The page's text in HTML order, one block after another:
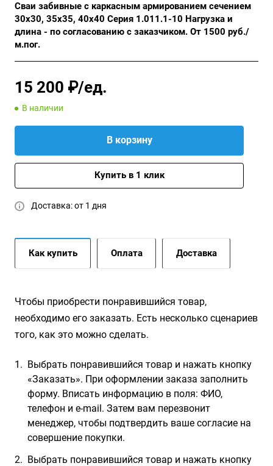
Сваи забивные с каркасным армированием сечением
30х30, 35х35, 40х40 Серия 1.011.1-10 Нагрузка и
длина - по согласованию с заказчиком. От 1500 руб./
м.пог.
15 200 ₽/ед.
В наличии
В корзину
Купить в 1 клик
Доставка: от 1 дня
Как купить Оплата Доставка
Чтобы приобрести понравившийся товар,
необходимо его заказать. Есть несколько сценариев
того, как это можно сделать.
Выбрать понравившийся товар и нажать кнопку
«Заказать». При оформлении заказа заполнить
форму. Вписать информацию в поля: ФИО,
телефон и e-mail. Затем вам перезвонит
менеджер, чтобы подтвердить ваше согласие на
совершение покупки.
Выбрать понравившийся товар и нажать кнопку